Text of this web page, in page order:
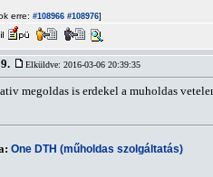
erre: #108966 #108976]
Elküldve: 2016-03-06 20:39:35
megoldas is erdekel a muholdas
One DTH (műholdas szolgáltatás)